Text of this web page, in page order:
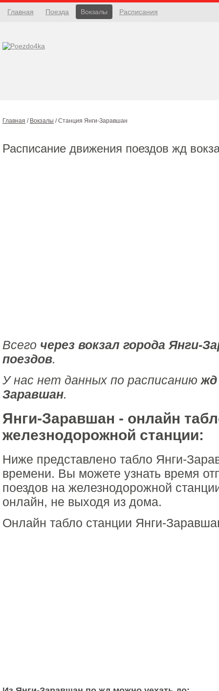
Главная Поезда Вокзалы Расписания
Главная / Вокзалы /Станция Янги-Заравшан
Расписание движения поездов жд
Всего через вокзал города Янги-
поездов.
У нас нет данных по расписанию жд
Заравшан.
Янги-Заравшан - онлайн
железнодорожной станции:
Ниже представлено табло Янги-
времени. Вы можете узнать время
поездов на железнодорожной
онлайн, не выходя из дома.
Онлайн табло станции Янги-